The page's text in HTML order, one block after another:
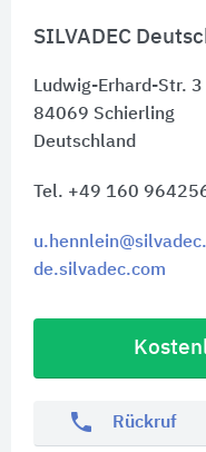
SILVADEC
Ludwig-Erhard-Str. 3
84069 Schierling
Deutschland
Tel. +49 160
de.silvadec.com
phone Rückruf